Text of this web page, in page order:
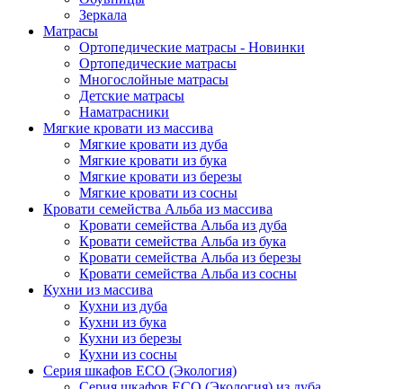
Зеркала
Матрасы
Ортопедические матрасы - Новинки
Ортопедические матрасы
Многослойные матрасы
Детские матрасы
Наматрасники
Мягкие кровати из массива
Мягкие кровати из дуба
Мягкие кровати из бука
Мягкие кровати из березы
Мягкие кровати из сосны
Кровати семейства Альба из массива
Кровати семейства Альба из дуба
Кровати семейства Альба из бука
Кровати семейства Альба из березы
Кровати семейства Альба из сосны
Кухни из массива
Кухни из дуба
Кухни из бука
Кухни из березы
Кухни из сосны
Серия шкафов ECO (Экология)